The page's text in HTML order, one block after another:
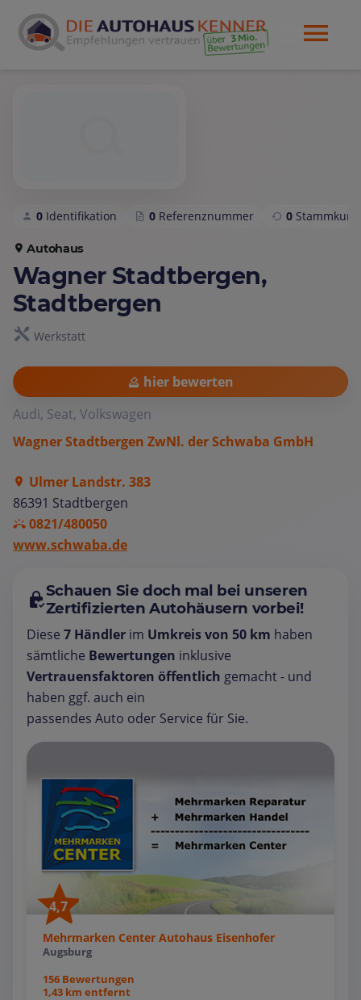
0 Identifikation 0 Referenznummer 0
Autohaus
Wagner Stadtbergen,
Stadtbergen
Werkstatt
hier bewerten
Audi, Seat, Volkswagen
Wagner Stadtbergen ZwNl. der Schwaba GmbH
Ulmer Landstr. 383
86391 Stadtbergen
0821/480050
www.schwaba.de
Schauen Sie doch mal bei unseren
Zertifizierten Autohäusern vorbei!
Diese 7 Händler im Umkreis von 50 km haben
sämtliche Bewertungen inklusive
Vertrauensfaktoren öffentlich gemacht - und
haben ggf. auch ein
passendes Auto oder Service für Sie.
4,7
Mehrmarken Center Autohaus Eisenhofer
Augsburg
156 Bewertungen
1,43 km entfernt